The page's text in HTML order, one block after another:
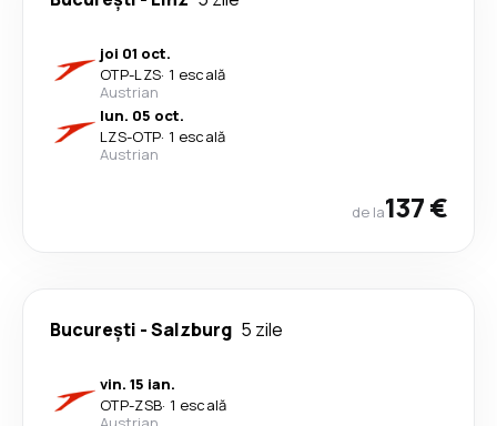
joi 01 oct.
OTP-LZS· 1 escală
Austrian
lun. 05 oct.
LZS-OTP· 1 escală
Austrian
de la137 €
București -Salzburg 5 zile
vin. 15 ian.
OTP-ZSB· 1 escală